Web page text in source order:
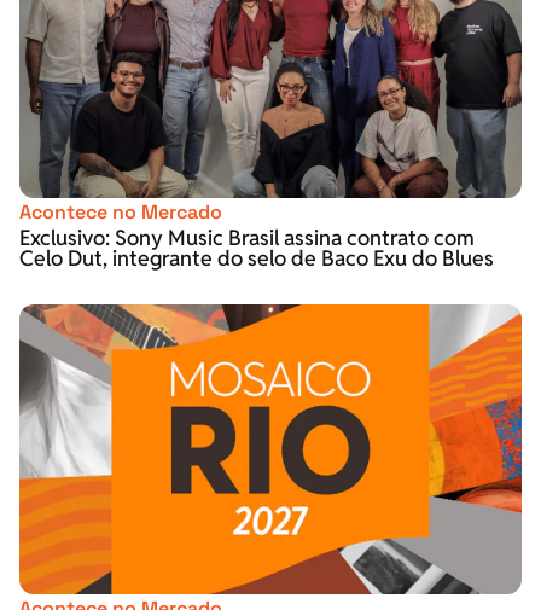
Acontece no Mercado
Exclusivo: Sony Music Brasil assina contrato com
Celo Dut, integrante do selo de Baco Exu do Blues